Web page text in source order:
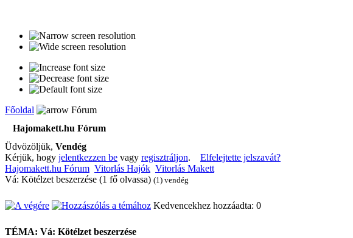
Főoldal
Fórum
Hajomakett.hu Fórum
Üdvözöljük, Vendég
Kérjük, hogy jelentkezzen be vagy regisztráljon. Elfelejtette jelszavát?
Hajomakett.hu Fórum Vitorlás Hajók Vitorlás Makett
Vá: Kötélzet beszerzése (1 fő olvassa) (1) vendég
Kedvencekhez hozzáadta: 0
TÉMA: Vá: Kötélzet beszerzése